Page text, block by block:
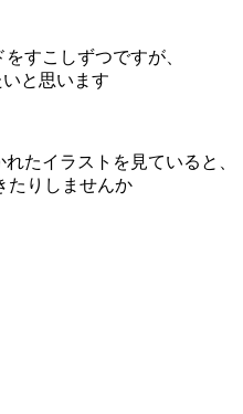
すこしずつですが、
と思います
たイラストを見ていると、
たりしませんか